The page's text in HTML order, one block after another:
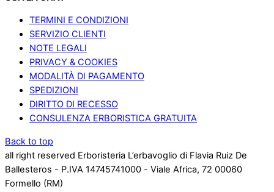
TERMINI E CONDIZIONI
SERVIZIO CLIENTI
NOTE LEGALI
PRIVACY & COOKIES
MODALITÀ DI PAGAMENTO
SPEDIZIONI
DIRITTO DI RECESSO
CONSULENZA ERBORISTICA GRATUITA
Back to top
all right reserved Erboristeria L’erbavoglio di Flavia Ruiz De
Ballesteros - P.IVA 14745741000 - Viale Africa, 72 00060
Formello (RM)